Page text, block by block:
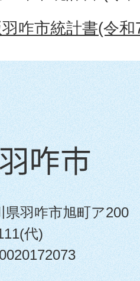
咋市統計書(令
羽咋市旭町ア200
代)